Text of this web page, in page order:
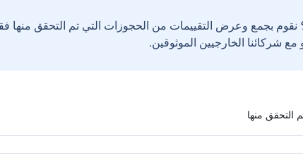
نقوم بجمع وعرض التقييمات من الحجوزات التي تم التحقق منها